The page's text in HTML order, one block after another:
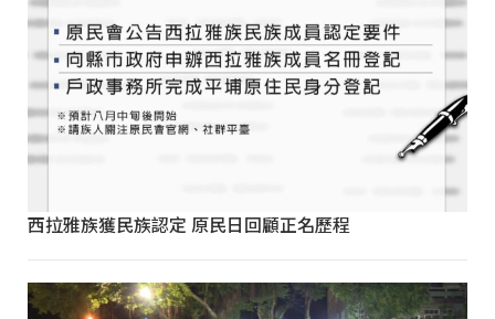
西拉雅族獲民族認定 原民日回顧正名歷程